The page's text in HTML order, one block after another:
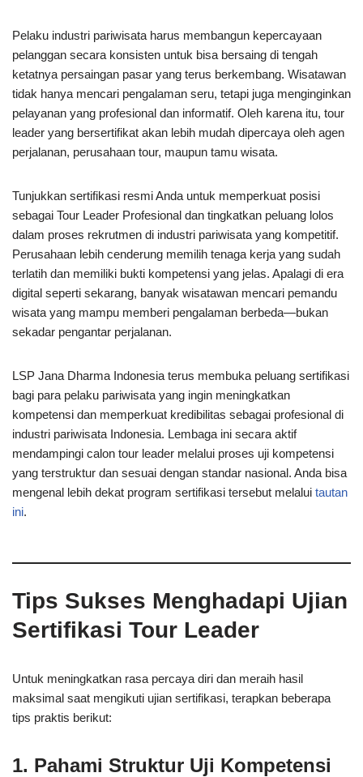
Pelaku industri pariwisata harus membangun kepercayaan
pelanggan secara konsisten untuk bisa bersaing di tengah
ketatnya persaingan pasar yang terus berkembang. Wisatawan
tidak hanya mencari pengalaman seru, tetapi juga menginginkan
pelayanan yang profesional dan informatif. Oleh karena itu, tour
leader yang bersertifikat akan lebih mudah dipercaya oleh agen
perjalanan, perusahaan tour, maupun tamu wisata.
Tunjukkan sertifikasi resmi Anda untuk memperkuat posisi
sebagai Tour Leader Profesional dan tingkatkan peluang lolos
dalam proses rekrutmen di industri pariwisata yang kompetitif.
Perusahaan lebih cenderung memilih tenaga kerja yang sudah
terlatih dan memiliki bukti kompetensi yang jelas. Apalagi di era
digital seperti sekarang, banyak wisatawan mencari pemandu
wisata yang mampu memberi pengalaman berbeda—bukan
sekadar pengantar perjalanan.
LSP Jana Dharma Indonesia terus membuka peluang sertifikasi
bagi para pelaku pariwisata yang ingin meningkatkan
kompetensi dan memperkuat kredibilitas sebagai profesional di
industri pariwisata Indonesia. Lembaga ini secara aktif
mendampingi calon tour leader melalui proses uji kompetensi
yang terstruktur dan sesuai dengan standar nasional. Anda bisa
mengenal lebih dekat program sertifikasi tersebut melalui tautan
ini.
Tips Sukses Menghadapi Ujian
Sertifikasi Tour Leader
Untuk meningkatkan rasa percaya diri dan meraih hasil
maksimal saat mengikuti ujian sertifikasi, terapkan beberapa
tips praktis berikut:
1. Pahami Struktur Uji Kompetensi